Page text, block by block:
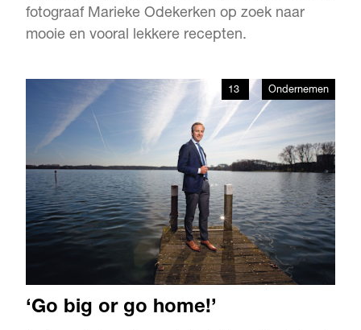
fotograaf Marieke Odekerken op zoek naar
mooie en vooral lekkere recepten.
13 Ondernemen
‘Go big or go home!’